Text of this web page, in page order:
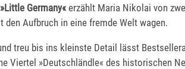
Germany«erzählt Maria Nikolai von
den Aufbruch in eine fremde Welt wagen.
treu bis ins kleinste Detail lässt
Viertel »Deutschländle« des historischen